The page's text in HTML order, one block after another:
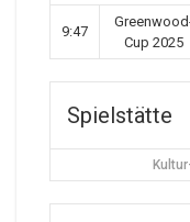
9:47
Cup 2025
Spielstätte